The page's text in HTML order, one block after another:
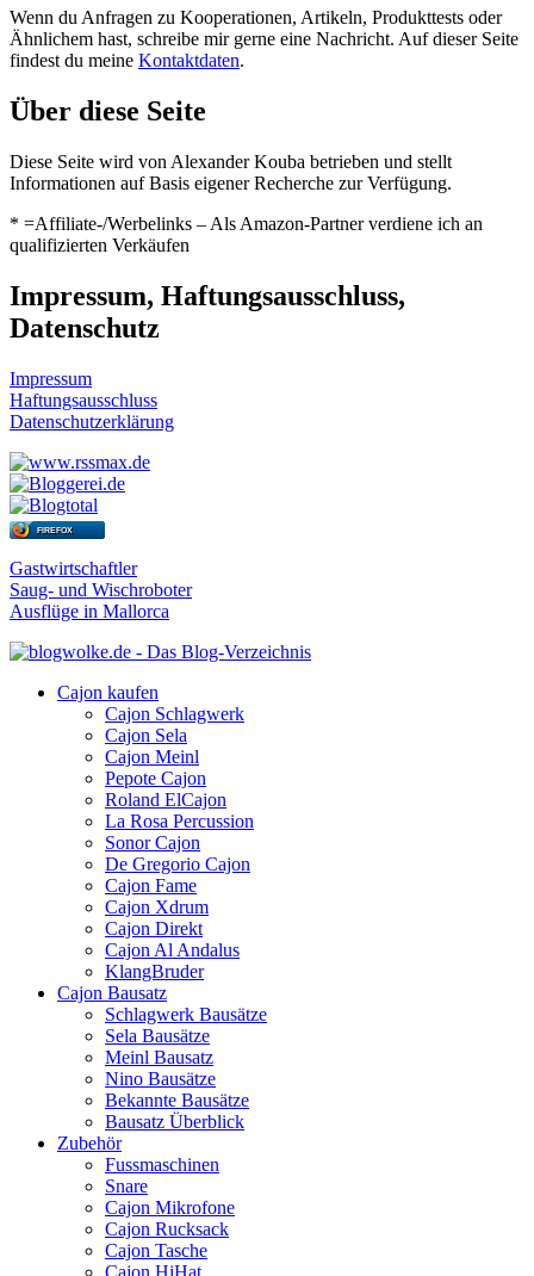
Wenn du Anfragen zu Kooperationen, Artikeln, Produkttests oder
Ähnlichem hast, schreibe mir gerne eine Nachricht. Auf dieser Seite
findest du meine Kontaktdaten.
Über diese Seite
Diese Seite wird von Alexander Kouba betrieben und stellt
Informationen auf Basis eigener Recherche zur Verfügung.
* =Affiliate-/Werbelinks – Als Amazon-Partner verdiene ich an
qualifizierten Verkäufen
Impressum, Haftungsausschluss,
Datenschutz
Impressum
Haftungsausschluss
Datenschutzerklärung
FIREFOX
Gastwirtschaftler
Saug- und Wischroboter
Ausflüge in Mallorca
Cajon kaufen
Cajon Schlagwerk
Cajon Sela
Cajon Meinl
Pepote Cajon
Roland ElCajon
La Rosa Percussion
Sonor Cajon
De Gregorio Cajon
Cajon Fame
Cajon Xdrum
Cajon Direkt
Cajon Al Andalus
KlangBruder
Cajon Bausatz
Schlagwerk Bausätze
Sela Bausätze
Meinl Bausatz
Nino Bausätze
Bekannte Bausätze
Bausatz Überblick
Zubehör
Fussmaschinen
Snare
Cajon Mikrofone
Cajon Rucksack
Cajon Tasche
Cajon HiHat